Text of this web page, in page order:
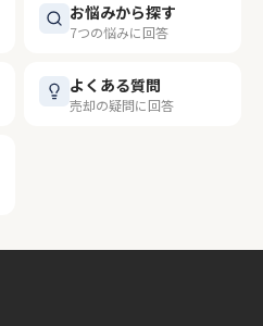
お悩みから探す
7つの悩みに回答
よくある質問
売却の疑問に回答